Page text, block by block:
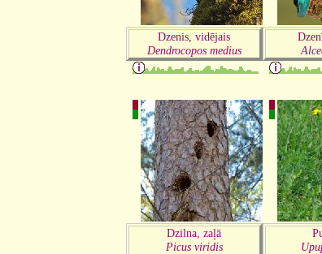
Dzenis, vidējais
Dendrocopos medius
Dzilna, zaļā
Picus viridis